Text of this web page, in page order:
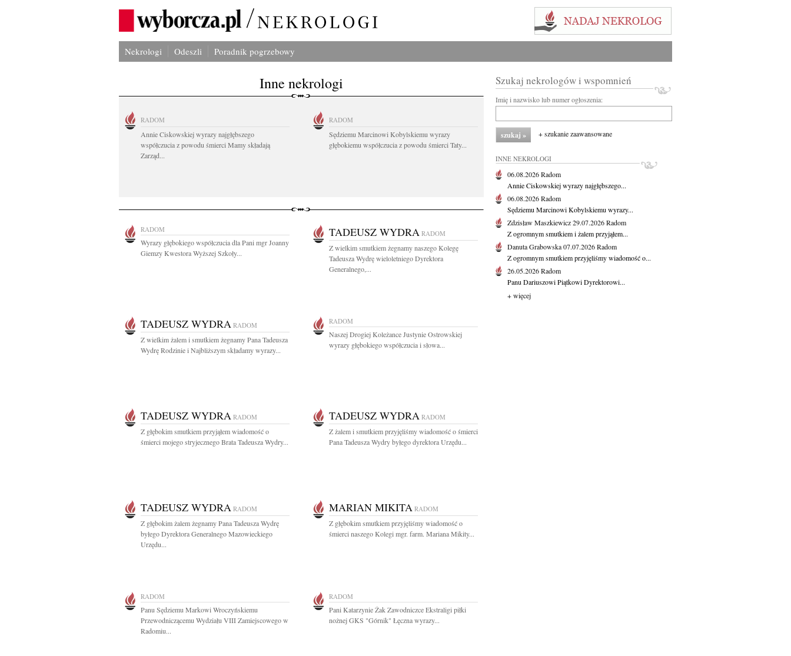
Nekrologi Odeszli Poradnik pogrzebowy
Inne nekrologi
RADOM
Annie Ciskowskiej wyrazy najgłębszego
współczucia z powodu śmierci Mamy składają
Zarząd...
RADOM
Sędziemu Marcinowi Kobylskiemu wyrazy
głębokiemu współczucia z powodu śmierci Taty...
RADOM
Wyrazy głębokiego współczucia dla Pani mgr Joanny
Giemzy Kwestora Wyższej Szkoły...
TADEUSZ WYDRA RADOM
Z wielkim smutkiem żegnamy naszego Kolegę
Tadeusza Wydrę wieloletniego Dyrektora
Generalnego,...
TADEUSZ WYDRA RADOM
Z wielkim żalem i smutkiem żegnamy Pana Tadeusza
Wydrę Rodzinie i Najbliższym składamy wyrazy...
RADOM
Naszej Drogiej Koleżance Justynie Ostrowskiej
wyrazy głębokiego współczucia i słowa...
TADEUSZ WYDRA RADOM
Z głębokim smutkiem przyjąłem wiadomość o
śmierci mojego stryjecznego Brata Tadeusza Wydry...
TADEUSZ WYDRA RADOM
Z żalem i smutkiem przyjęliśmy wiadomość o śmierci
Pana Tadeusza Wydry byłego dyrektora Urzędu...
TADEUSZ WYDRA RADOM
Z głębokim żalem żegnamy Pana Tadeusza Wydrę
byłego Dyrektora Generalnego Mazowieckiego
Urzędu...
MARIAN MIKITA RADOM
Z głębokim smutkiem przyjęliśmy wiadomość o
śmierci naszego Kolegi mgr. farm. Mariana Mikity...
RADOM
Panu Sędziemu Markowi Wroczyńskiemu
Przewodniczącemu Wydziału VIII Zamiejscowego w
Radomiu...
RADOM
Pani Katarzynie Żak Zawodniczce Ekstraligi piłki
nożnej GKS "Górnik" Łęczna wyrazy...
Szukaj nekrologów i wspomnień
Imię i nazwisko lub numer ogłoszenia:
+ szukanie zaawansowane
INNE NEKROLOGI
06.08.2026Radom
Annie Ciskowskiej wyrazy najgłębszego...
06.08.2026Radom
Sędziemu Marcinowi Kobylskiemu wyrazy...
Zdzisław Maszkiewicz29.07.2026Radom
Z ogromnym smutkiem i żalem przyjąłem...
Danuta Grabowska07.07.2026Radom
Z ogromnym smutkiem przyjęliśmy wiadomość o...
26.05.2026Radom
Panu Dariuszowi Piątkowi Dyrektorowi...
+ więcej